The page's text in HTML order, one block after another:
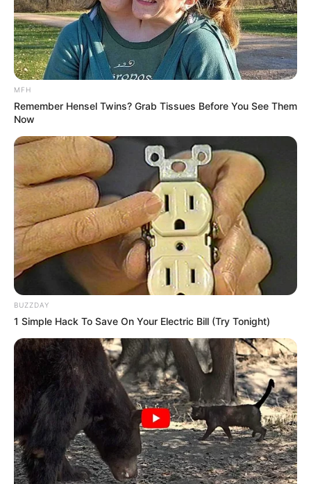
Anti Mainstream, 10 Cara
Membawa Barang Belanjaan
Versi Warga Thailand
Langka Banget! 10 Pose Lucu
Katak yang Bikin Ketawa
Gemes
Ambyar! 10 Kalimat Baper
Pakai Bahasa Jawa Ini Bikin
Galau Abis
MFH
Remember Hensel Twins? Grab Tissues Before You See Them
Now
BUZZDAY
1 Simple Hack To Save On Your Electric Bill (Try Tonight)